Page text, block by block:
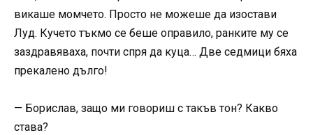
викаше момчето. Просто не можеше да изостави
Луд. Кучето тъкмо се беше оправило, ранките му се
заздравяваха, почти спря да куца… Две седмици бяха
прекалено дълго!
— Борислав, защо ми говориш с такъв тон? Какво
става?